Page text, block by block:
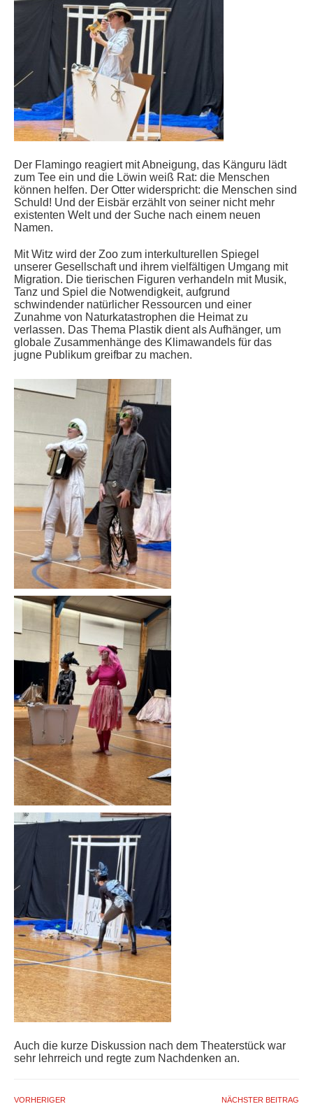
Der Flamingo reagiert mit Abneigung, das Känguru lädt
zum Tee ein und die Löwin weiß Rat: die Menschen
können helfen. Der Otter widerspricht: die Menschen sind
Schuld! Und der Eisbär erzählt von seiner nicht mehr
existenten Welt und der Suche nach einem neuen
Namen.
Mit Witz wird der Zoo zum interkulturellen Spiegel
unserer Gesellschaft und ihrem vielfältigen Umgang mit
Migration. Die tierischen Figuren verhandeln mit Musik,
Tanz und Spiel die Notwendigkeit, aufgrund
schwindender natürlicher Ressourcen und einer
Zunahme von Naturkatastrophen die Heimat zu
verlassen. Das Thema Plastik dient als Aufhänger, um
globale Zusammenhänge des Klimawandels für das
jugne Publikum greifbar zu machen.
Auch die kurze Diskussion nach dem Theaterstück war
sehr lehrreich und regte zum Nachdenken an.
VORHERIGER NÄCHSTER BEITRAG